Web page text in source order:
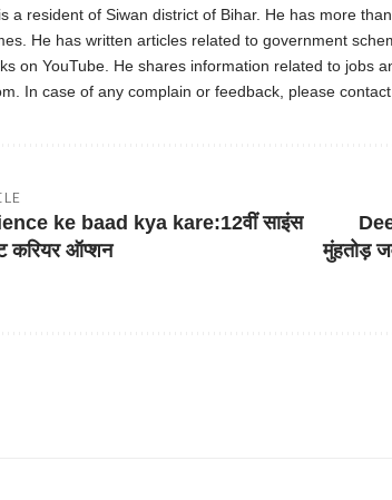
a resident of Siwan district of Bihar. He has more
He has written articles related to government
on YouTube. He shares information related to jobs
In case of any complain or feedback, please
ke baad kya kare:12वीं साइंस
करियर ऑप्शन
मुंहतोड़